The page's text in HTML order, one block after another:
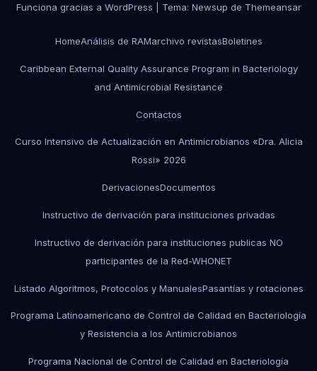
Funciona gracias a WordPress Tema: Newsup de Themeansar
HomeAnálisis de RAMarchivo revistasBoletines
Caribbean External Quality Assurance Program in Bacteriology
and Antimicrobial Resistance
Contactos
Curso Intensivo de Actualización en Antimicrobianos «Dra. Alicia
Rossi» 2026
DerivacionesDocumentos
Instructivo de derivación para instituciones privadas
Instructivo de derivación para instituciones publicas NO
participantes de la Red-WHONET
Listado Algoritmos, Protocolos y ManualesPasantías y rotaciones
Programa Latinoamericano de Control de Calidad en Bacteriología
y Resistencia a los Antimicrobianos
Programa Nacional de Control de Calidad en Bacteriología